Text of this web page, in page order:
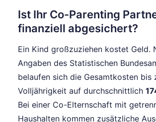
Ist Ihr Co-Parenting
finanziell abgesichert?
Ein Kind großzuziehen kostet Geld.
Angaben des Statistischen
belaufen sich die Gesamtkosten bis
Volljährigkeit auf durchschnittlich
Bei einer Co-Elternschaft mit
Haushalten kommen zusätzliche